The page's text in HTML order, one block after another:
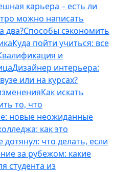
карьера – есть ли
можно написать
два?Способы сэкономить
Куда пойти учиться: все
и
Дизайнер интерьера:
или на курсах?
Как искать
то, что
новые неожиданные
как это
дотянул: что делать, если
за рубежом: какие
студента из